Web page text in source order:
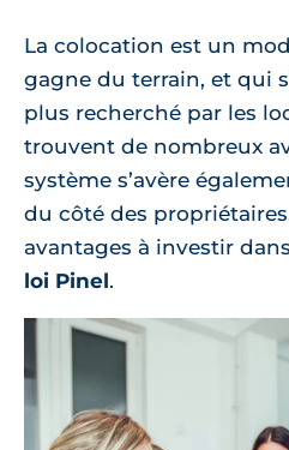
La colocation est un
gagne du terrain, et qui
plus recherché par les
trouvent de nombreux
système s’avère
du côté des
avantages à investir
loi Pinel.